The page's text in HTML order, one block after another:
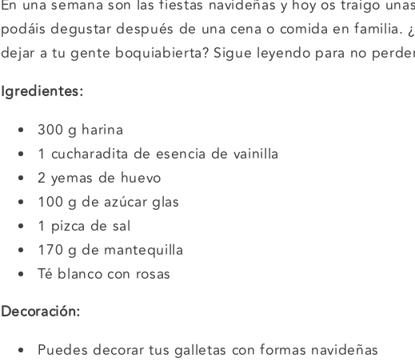
En una semana son las fiestas navideñas y hoy os traigo
podáis degustar después de una cena o comida en familia.
dejar a tu gente boquiabierta? Sigue leyendo para no
Igredientes:
300 g harina
1 cucharadita de esencia de vainilla
2 yemas de huevo
100 g de azúcar glas
1 pizca de sal
170 g de mantequilla
Té blanco con rosas
Decoración:
Puedes decorar tus galletas con formas navideñas